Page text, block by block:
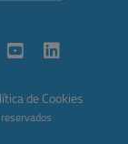
de Cookies